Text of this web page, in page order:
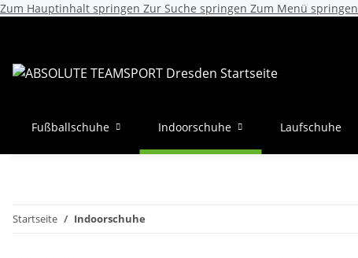
Zum Hauptinhalt springen Zur Suche springen Zum Menü springen
Fußballschuhe Indoorschuhe Laufschuhe
Startseite Indoorschuhe